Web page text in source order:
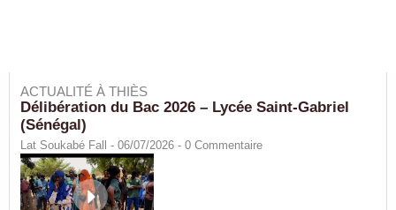
ACTUALITÉ À THIÈS
Délibération du Bac 2026 – Lycée Saint-Gabriel
(Sénégal)
Lat Soukabé Fall - 06/07/2026 - 0 Commentaire